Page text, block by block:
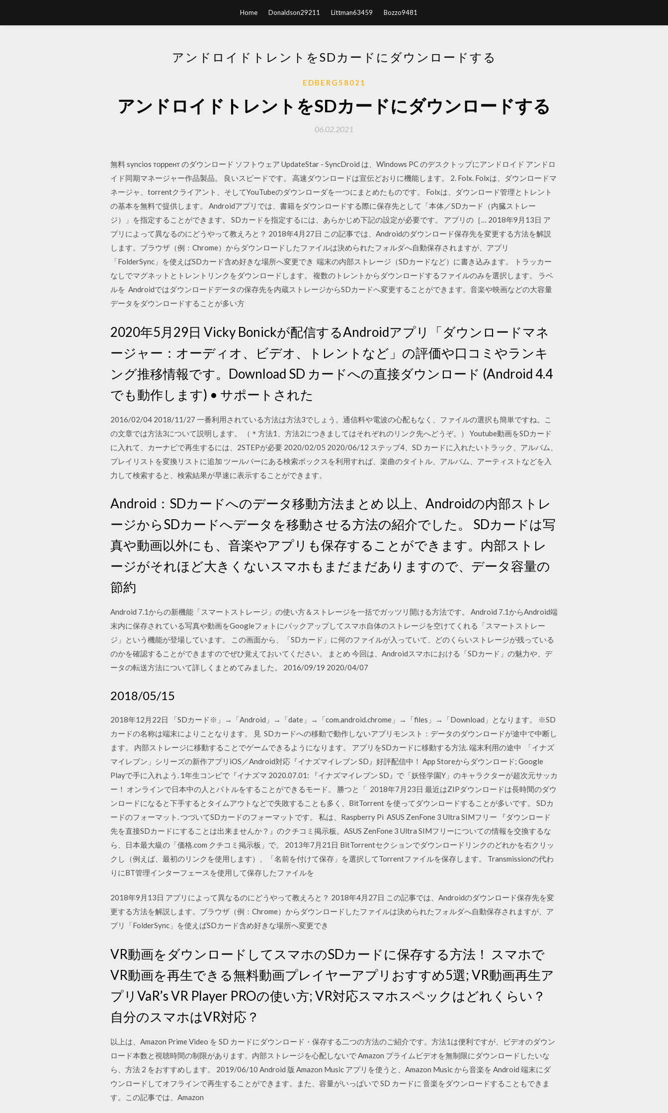
Home Donaldson29211 Littman63459 Bozzo9481
アンドロイドトレントをSDカードにダウンロードする
EDBERG58021
アンドロイドトレントをSDカードにダウンロードする
06.02.2021
無料 syncios торрент のダウンロード ソフトウェア UpdateStar - SyncDroid は、Windows PC のデスクトップにアンドロイド アンドロ
イド同期マネージャー作品製品。 良いスピードです。 高速ダウンロードは宣伝どおりに機能します。 2. Folx. Folxは、ダウンロードマ
ネージャ、torrentクライアント、そしてYouTubeのダウンローダを一つにまとめたものです。 Folxは、ダウンロード管理とトレント
の基本を無料で提供します。 Androidアプリでは、書籍をダウンロードする際に保存先として「本体／SDカード（内臓ストレー
ジ）」を指定することができます。 SDカードを指定するには、あらかじめ下記の設定が必要です。 アプリの［… 2018年9月13日 ア
プリによって異なるのにどうやって教えろと？ 2018年4月27日 この記事では、Androidのダウンロード保存先を変更する方法を解説
します。ブラウザ（例：Chrome）からダウンロードしたファイルは決められたフォルダへ自動保存されますが、アプリ
「FolderSync」を使えばSDカード含め好きな場所へ変更でき 端末の内部ストレージ（SDカードなど）に書き込みます。 トラッカー
なしでマグネットとトレントリンクをダウンロードします。 複数のトレントからダウンロードするファイルのみを選択します。 ラベ
ルを Androidではダウンロードデータの保存先を内蔵ストレージからSDカードへ変更することができます。音楽や映画などの大容量
データをダウンロードすることが多い方
2020年5月29日 Vicky Bonickが配信するAndroidアプリ「ダウンロードマネ
ージャー：オーディオ、ビデオ、トレントなど」の評価や口コミやランキ
ング推移情報です。Download SD カードへの直接ダウンロード (Android 4.4
でも動作します) • サポートされた
2016/02/04 2018/11/27 一番利用されている方法は方法3でしょう。通信料や電波の心配もなく、ファイルの選択も簡単ですね。こ
の文章では方法3について説明します。 （＊方法1、方法2につきましてはそれぞれのリンク先へどうぞ。） Youtube動画をSDカード
に入れて、カーナビで再生するには、2STEPが必要 2020/02/05 2020/06/12 ステップ4、SD カードに入れたいトラック、アルバム、
プレイリストを変換リストに追加 ツールバーにある検索ボックスを利用すれば、楽曲のタイトル、アルバム、アーティストなどを入
力して検索すると、検索結果が早速に表示することができます。
Android：SDカードへのデータ移動方法まとめ 以上、Androidの内部ストレ
ージからSDカードへデータを移動させる方法の紹介でした。 SDカードは写
真や動画以外にも、音楽やアプリも保存することができます。内部ストレ
ージがそれほど大きくないスマホもまだまだありますので、データ容量の
節約
Android 7.1からの新機能「スマートストレージ」の使い方＆ストレージを一括でガッツリ開ける方法です。 Android 7.1からAndroid端
末内に保存されている写真や動画をGoogleフォトにバックアップしてスマホ自体のストレージを空けてくれる「スマートストレー
ジ」という機能が登場しています。 この画面から、「SDカード」に何のファイルが入っていて、どのくらいストレージが残っている
のかを確認することができますのでぜひ覚えておいてください。 まとめ 今回は、Androidスマホにおける「SDカード」の魅力や、デ
ータの転送方法について詳しくまとめてみました。 2016/09/19 2020/04/07
2018/05/15
2018年12月22日 「SDカード※」→「Android」→「date」→「com.android.chrome」→「files」→「Download」となります。 ※SD
カードの名称は端末によりことなります。 見 SDカードへの移動で動作しないアプリモンスト：データのダウンロードが途中で中断し
ます。 内部ストレージに移動することでゲームできるようになります。 アプリをSDカードに移動する方法. 端末利用の途中 「イナズ
マイレブン」シリーズの新作アプリiOS／Android対応『イナズマイレブン SD』好評配信中！ App Storeからダウンロード; Google
Playで手に入れよう. 1年生コンビで『イナズマ 2020.07.01: 『イナズマイレブン SD』で「妖怪学園Y」のキャラクターが超次元サッカ
ー！ オンラインで日本中の人とバトルをすることができるモード。 勝つと「 2018年7月23日 最近はZIPダウンロードは長時間のダウ
ンロードになると下手するとタイムアウトなどで失敗することも多く、BitTorrent を使ってダウンロードすることが多いです。 SDカ
ードのフォーマット. つづいてSDカードのフォーマットです。 私は、Raspberry Pi ASUS ZenFone 3 Ultra SIMフリー 『ダウンロード
先を直接SDカードにすることは出来ませんか？』のクチコミ掲示板。ASUS ZenFone 3 Ultra SIMフリーについての情報を交換するな
ら、日本最大級の「価格.com クチコミ掲示板」で。 2013年7月21日 BitTorrentセクションでダウンロードリンクのどれかを右クリッ
クし（例えば、最初のリンクを使用します）、「名前を付けて保存」を選択してTorrentファイルを保存します。 Transmissionの代わ
りにBT管理インターフェースを使用して保存したファイルを
2018年9月13日 アプリによって異なるのにどうやって教えろと？ 2018年4月27日 この記事では、Androidのダウンロード保存先を変
更する方法を解説します。ブラウザ（例：Chrome）からダウンロードしたファイルは決められたフォルダへ自動保存されますが、ア
プリ「FolderSync」を使えばSDカード含め好きな場所へ変更でき
VR動画をダウンロードしてスマホのSDカードに保存する方法！ スマホで
VR動画を再生できる無料動画プレイヤーアプリおすすめ5選; VR動画再生ア
プリVaR’s VR Player PROの使い方; VR対応スマホスペックはどれくらい？
自分のスマホはVR対応？
以上は、Amazon Prime Video を SD カードにダウンロード・保存する二つの方法のご紹介です。方法1は便利ですが、ビデオのダウン
ロード本数と視聴時間の制限があります。内部ストレージを心配しないで Amazon プライムビデオを無制限にダウンロードしたいな
ら、方法 2 をおすすめします。 2019/06/10 Android 版 Amazon Music アプリを使うと、Amazon Music から音楽を Android 端末にダ
ウンロードしてオフラインで再生することができます。また、容量がいっぱいで SD カードに 音楽をダウンロードすることもできま
す。この記事では、Amazon